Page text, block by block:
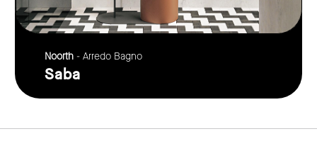
Noorth - Arredo Bagno
Saba